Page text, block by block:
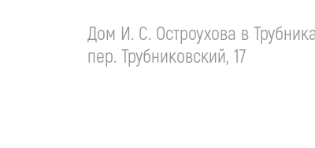
Дом И. С. Остроухова в
пер. Трубниковский, 17